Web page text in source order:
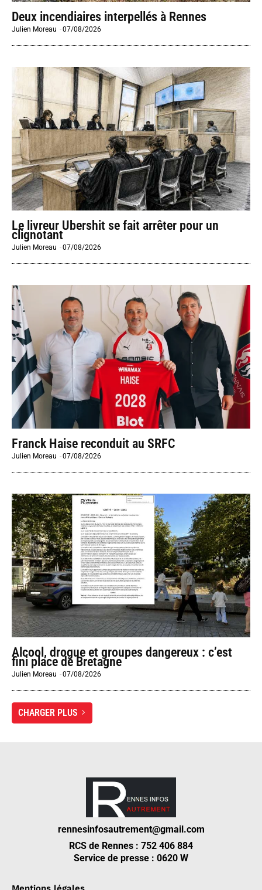
Deux incendiaires interpellés à Rennes
Julien Moreau -07/08/2026
Le livreur Ubershit se fait arrêter pour un
clignotant
Julien Moreau -07/08/2026
Franck Haise reconduit au SRFC
Julien Moreau -07/08/2026
Alcool, drogue et groupes dangereux : c’est
fini place de Bretagne
Julien Moreau -07/08/2026
CHARGER PLUS
rennesinfosautrement@gmail.com
RCS de Rennes : 752 406 884
Service de presse : 0620 W